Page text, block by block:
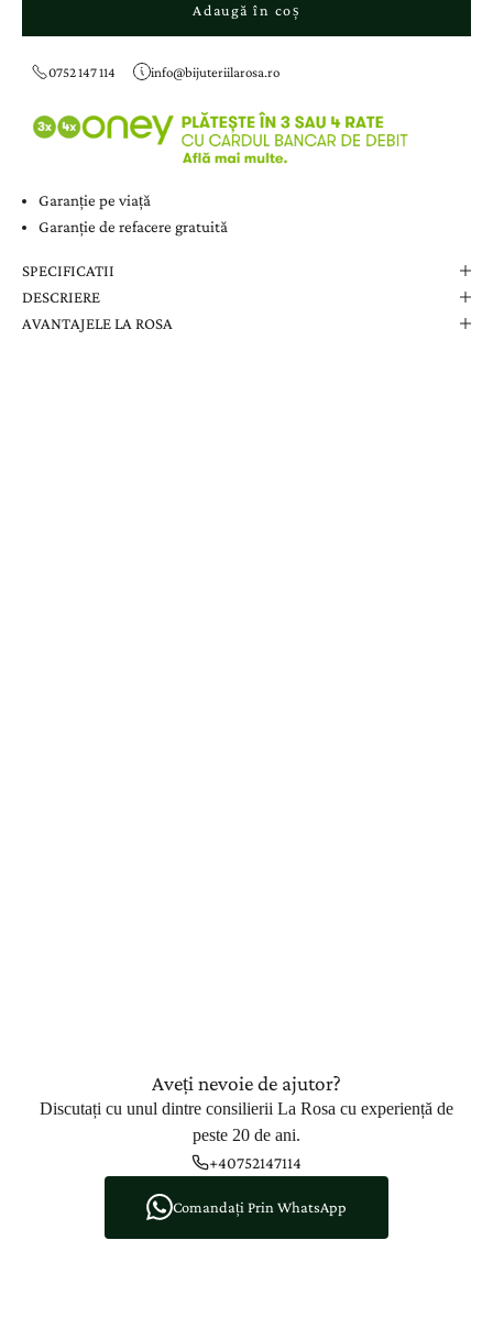
Adaugă în coș
0752 147 114 info@bijuteriilarosa.ro
Garanție pe viață
Garanție de refacere gratuită
SPECIFICATII
DESCRIERE
AVANTAJELE LA ROSA
Aveți nevoie de ajutor?
Discutați cu unul dintre consilierii La Rosa cu experiență de
peste 20 de ani.
+40752147114
Comandați Prin WhatsApp